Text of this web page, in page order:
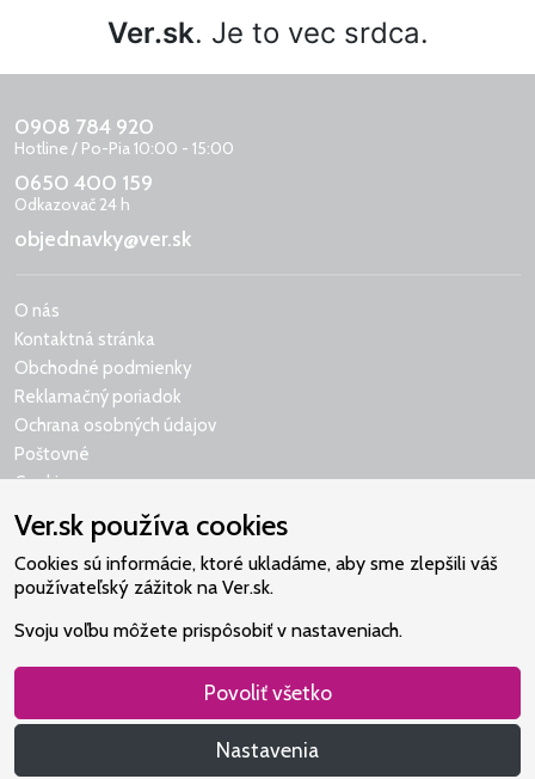
Ver.sk. Je to vec srdca.
0908 784 920
Hotline / Po-Pia 10:00 - 15:00
0650 400 159
Odkazovač 24 h
objednavky@ver.sk
O nás
Kontaktná stránka
Obchodné podmienky
Reklamačný poriadok
Ochrana osobných údajov
Poštovné
Cookies
Naše srdce je v Martindome.
Podporujeme aktivity spoločenstva,
ktoré pomáha nájsť vzťah s Bohom.
Ver.sk používa cookies
Cookies sú informácie, ktoré ukladáme, aby sme zlepšili váš
používateľský zážitok na Ver.sk.
Svoju voľbu môžete prispôsobiť v nastaveniach.
Povoliť všetko
Nastavenia